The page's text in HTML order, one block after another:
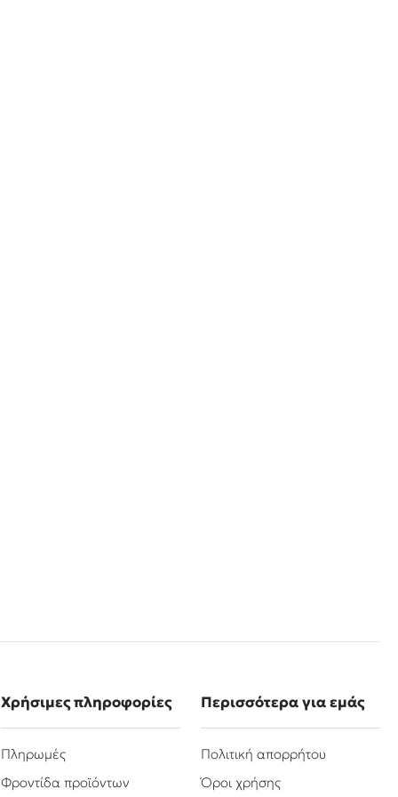
Χρήσιμες πληροφορίες
Πληρωμές
Φροντίδα προϊόντων
Περισσότερα για εμάς
Πολιτική απορρήτου
Όροι χρήσης